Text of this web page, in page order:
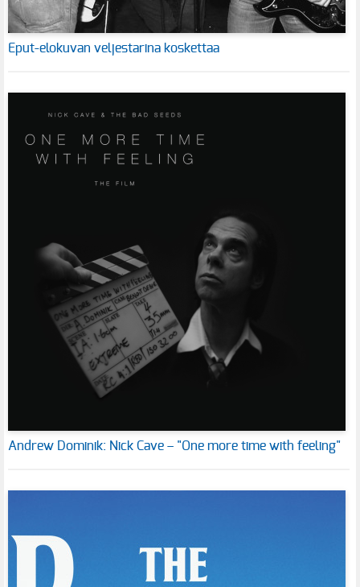
Eput-elokuvan veljestarina koskettaa
Andrew Dominik: Nick Cave – "One more time with feeling"